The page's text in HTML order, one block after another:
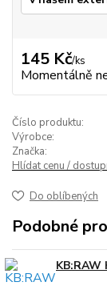
145 Kč/ks
Momentálně
Číslo produktu:
Výrobce:
Značka:
Hlídat cenu /
Do oblíbených
Podobné